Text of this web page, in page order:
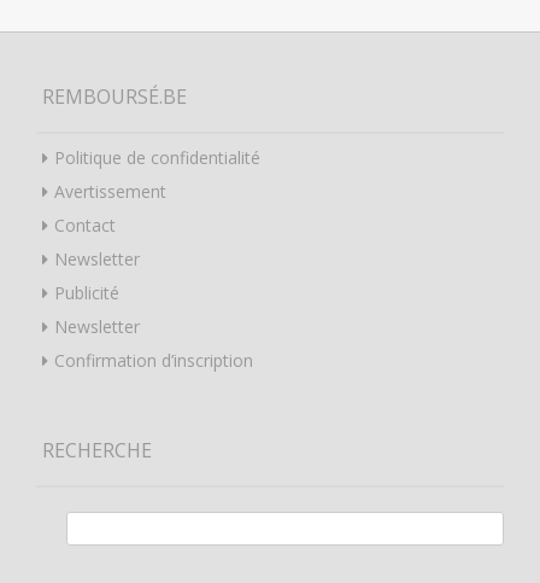
REMBOURSÉ.BE
Politique de confidentialité
Avertissement
Contact
Newsletter
Publicité
Newsletter
Confirmation d’inscription
RECHERCHE